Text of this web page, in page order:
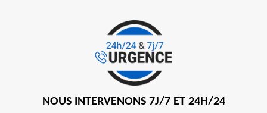
NOUS INTERVENONS 7J/7 ET 24H/24